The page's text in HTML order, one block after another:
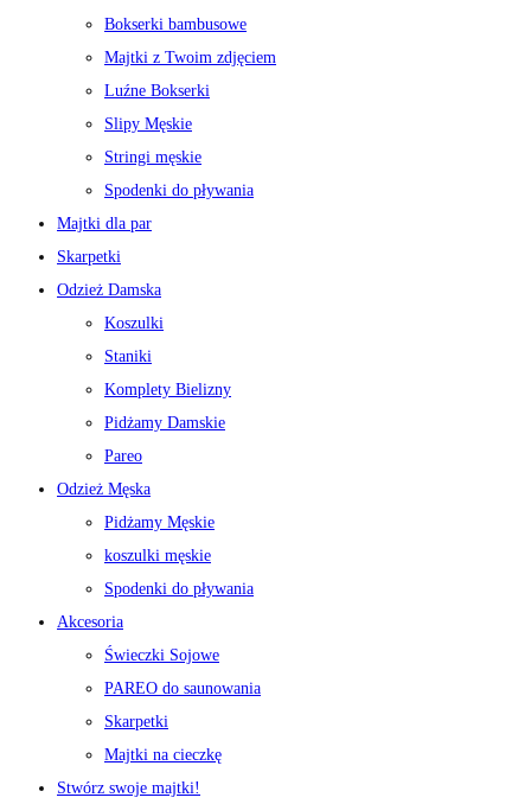
Bokserki bambusowe
Majtki z Twoim zdjęciem
Luźne Bokserki
Slipy Męskie
Stringi męskie
Spodenki do pływania
Majtki dla par
Skarpetki
Odzież Damska
Koszulki
Staniki
Komplety Bielizny
Pidżamy Damskie
Pareo
Odzież Męska
Pidżamy Męskie
koszulki męskie
Spodenki do pływania
Akcesoria
Świeczki Sojowe
PAREO do saunowania
Skarpetki
Majtki na cieczkę
Stwórz swoje majtki!